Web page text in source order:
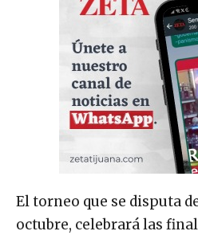
El torneo que se disputa
octubre, celebrará las